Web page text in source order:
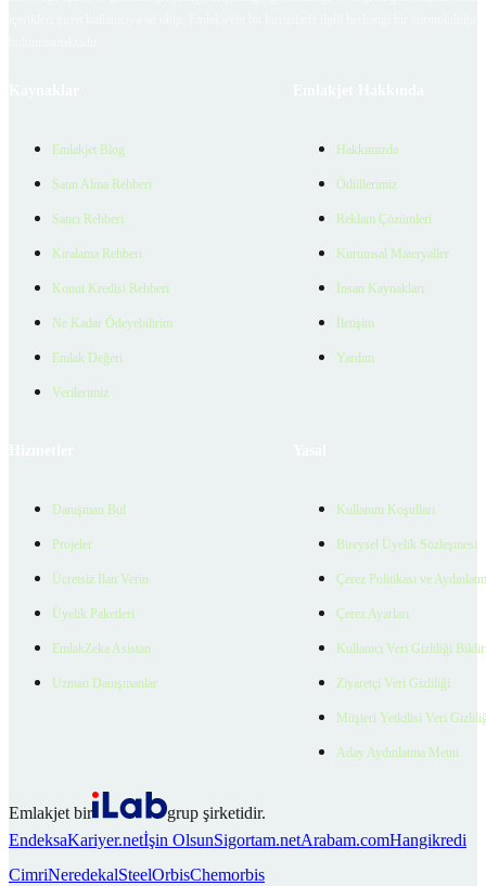
Emlakjet Blog
Satın Alma Rehberi
Satıcı Rehberi
Kiralama Rehberi
Konut Kredisi Rehberi
Ne Kadar Ödeyebilirim
Emlak Değeri
Verilerimiz
Hakkımızda
Ödüllerimiz
Reklam Çözümleri
Kurumsal Materyaller
İnsan Kaynakları
İletişim
Yardım
Danışman Bul
Projeler
Ücretsiz İlan Verin
Üyelik Paketleri
EmlakZeka Asistan
Uzman Danışmanlar
Kullanım Koşulları
Bireysel Üyelik Sözleşmesi
Çerez Politikası ve
Çerez Ayarları
Kullanıcı Veri Gizliliği
Ziyaretçi Veri Gizliliği
Müşteri Yetkilisi Veri
Aday Aydınlatma Metni
Emlakjet bir
grup şirketidir.
EndeksaKariyer.netİşin OlsunSigortam.netArabam.comHangikredi
CimriNeredekalSteelOrbisChemorbis